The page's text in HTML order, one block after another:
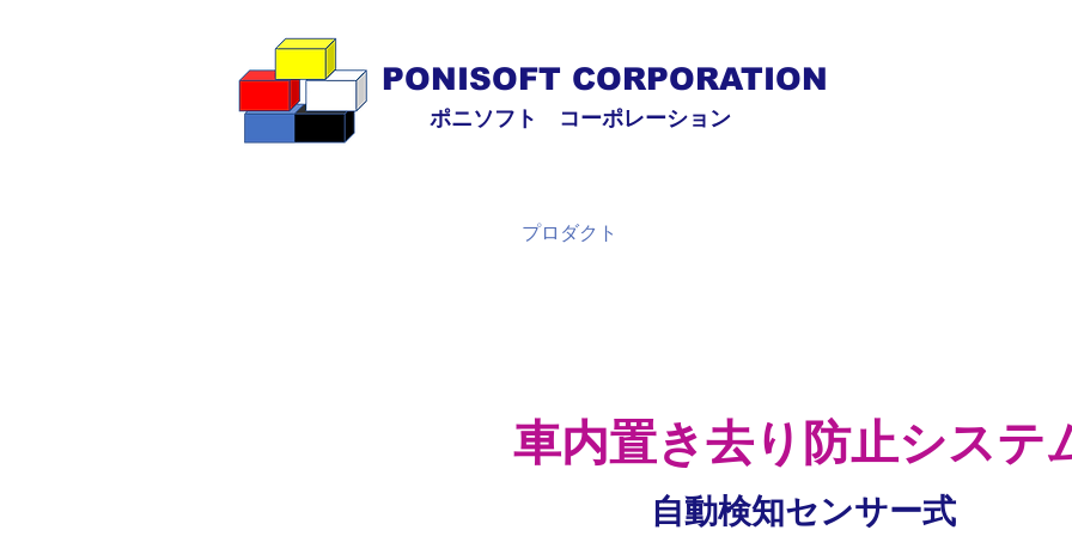
PONISOFT CORPORATION
ポニソフト コーポレーション
プロダクト
車内置き去り防止システ
自動検知センサー式